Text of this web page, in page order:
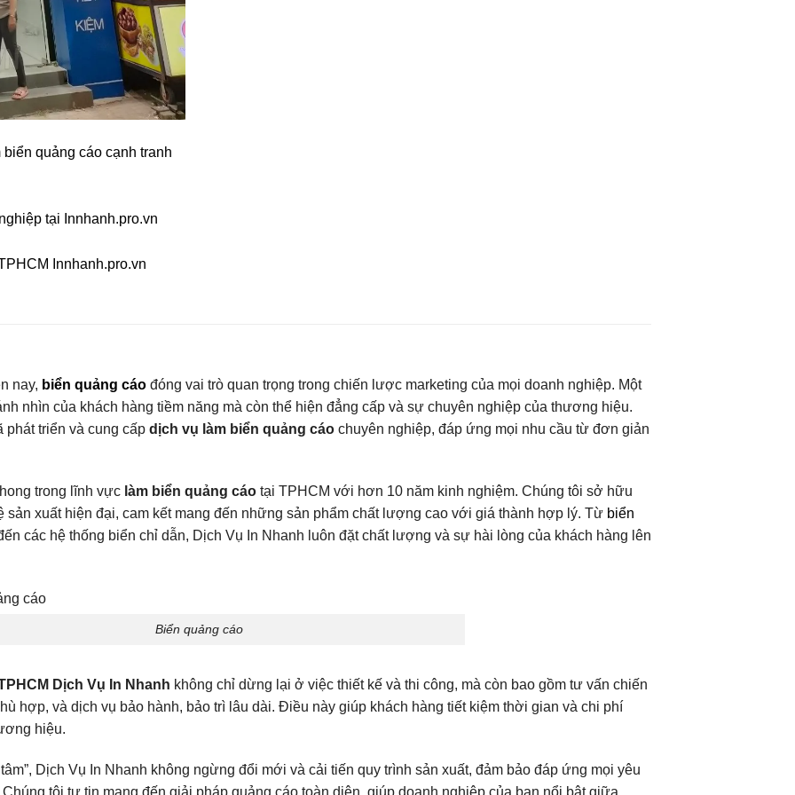
nay, biển quảng cáo đóng vai trò quan trọng trong chiến lược marketing của mọi doanh nghiệp. Một
nhìn của khách hàng tiềm năng mà còn thể hiện đẳng cấp và sự chuyên nghiệp của thương hiệu.
phát triển và cung cấp dịch vụ làm biển quảng cáo chuyên nghiệp, đáp ứng mọi nhu cầu từ đơn giản
trong lĩnh vực làm biển quảng cáo tại TPHCM với hơn 10 năm kinh nghiệm. Chúng tôi sở hữu
sản xuất hiện đại, cam kết mang đến những sản phẩm chất lượng cao với giá thành hợp lý. Từ biển
các hệ thống biển chỉ dẫn, Dịch Vụ In Nhanh luôn đặt chất lượng và sự hài lòng của khách hàng lên
Biển quảng cáo
Dịch Vụ In Nhanh không chỉ dừng lại ở việc thiết kế và thi công, mà còn bao gồm tư vấn chiến
hợp, và dịch vụ bảo hành, bảo trì lâu dài. Điều này giúp khách hàng tiết kiệm thời gian và chi phí
hiệu.
Dịch Vụ In Nhanh không ngừng đổi mới và cải tiến quy trình sản xuất, đảm bảo đáp ứng mọi yêu
tôi tự tin mang đến giải pháp quảng cáo toàn diện, giúp doanh nghiệp của bạn nổi bật giữa